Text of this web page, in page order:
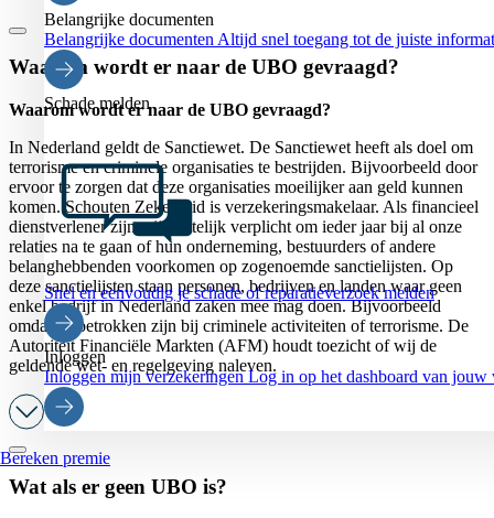
Belangrijke documenten
Belangrijke documenten Altijd snel toegang tot de juiste
Schade melden
Snel en eenvoudig je schade of reparatieverzoek melden
Inloggen
Inloggen mijn verzekeringenLog in op het dashboard van jouw
Bereken premie
Waarom wordt er naar de UBO gevraagd?
Waarom wordt er naar de UBO gevraagd?
In Nederland geldt de Sanctiewet. De Sanctiewet heeft als doel om
terrorisme en criminele organisaties te bestrijden. Bijvoorbeeld door
ervoor te zorgen dat deze organisaties moeilijker aan geld kunnen
komen. Schouten Zekerheid is verzekeringsmakelaar. Als financieel
dienstverlener zijn wij wettelijk verplicht om ieder jaar bij al onze
relaties na te gaan of hun onderneming, bestuurders of andere
belanghebbenden voorkomen op zogenoemde sanctielijsten. Op
deze sanctielijsten staan personen, bedrijven en landen waar geen
enkel bedrijf in Nederland zaken mee mag doen. Bijvoorbeeld
omdat zij betrokken zijn bij criminele activiteiten of terrorisme. De
Autoriteit Financiële Markten (AFM) houdt toezicht of wij de
geldende wet- en regelgeving naleven.
Wat als er geen UBO is?